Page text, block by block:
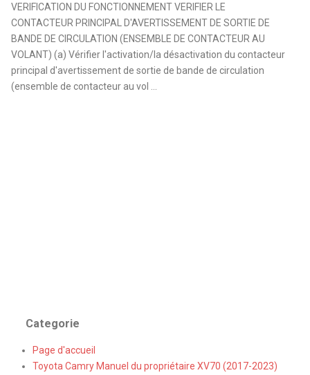
VERIFICATION DU FONCTIONNEMENT VERIFIER LE
CONTACTEUR PRINCIPAL D'AVERTISSEMENT DE SORTIE DE
BANDE DE CIRCULATION (ENSEMBLE DE CONTACTEUR AU
VOLANT) (a) Vérifier l'activation/la désactivation du contacteur
principal d'avertissement de sortie de bande de circulation
(ensemble de contacteur au vol ...
Categorie
Page d'accueil
Toyota Camry Manuel du propriétaire XV70 (2017-2023)